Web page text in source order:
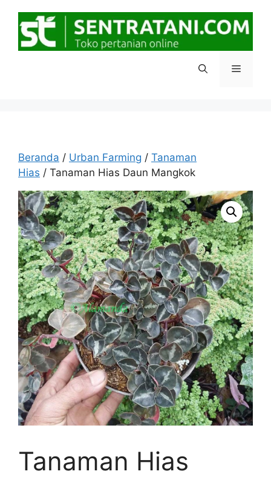
Menu
Beranda / Urban Farming / Tanaman
Hias / Tanaman Hias Daun Mangkok
Tanaman Hias